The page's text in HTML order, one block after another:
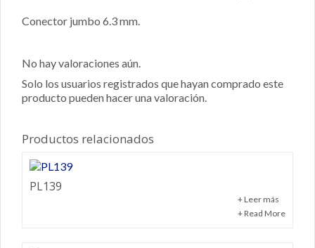
Conector jumbo 6.3 mm.
No hay valoraciones aún.
Solo los usuarios registrados que hayan comprado este
producto pueden hacer una valoración.
Productos relacionados
PL139
+ Leer más
+ Read More